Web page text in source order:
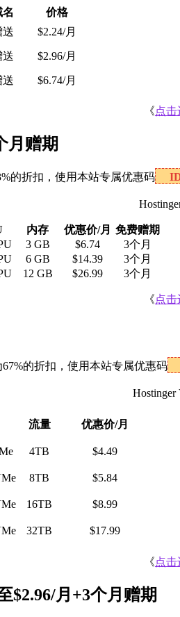
名
价格
送 $2.24/月
送 $2.96/月
送 $6.74/月
《点
月赠期
的折扣，使用本站专属优惠码
内存 优惠价/月 免费赠期
3 GB $6.74
3个月
6 GB $14.39
3个月
12 GB $26.99 3个月
《点
的折扣，使用本站专属优惠码
流量 优惠价/月
4TB $4.49
8TB $5.84
16TB $8.99
32TB $17.99
《点
$2.96/月+3个月赠期